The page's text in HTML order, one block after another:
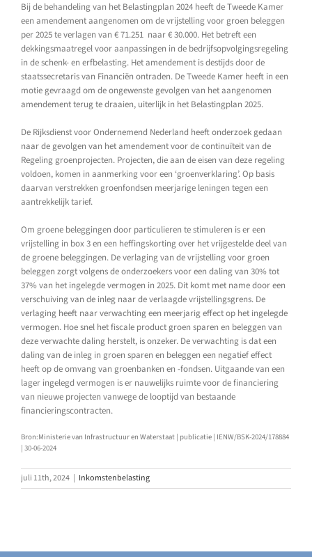
Bij de behandeling van het Belastingplan 2024 heeft de Tweede Kamer
een amendement aangenomen om de vrijstelling voor groen beleggen
per 2025 te verlagen van € 71.251 naar € 30.000. Het betreft een
dekkingsmaatregel voor aanpassingen in de bedrijfsopvolgingsregeling
in de schenk- en erfbelasting. Het amendement is destijds door de
staatssecretaris van Financiën ontraden. De Tweede Kamer heeft in een
motie gevraagd om de ongewenste gevolgen van het aangenomen
amendement terug te draaien, uiterlijk in het Belastingplan 2025.
De Rijksdienst voor Ondernemend Nederland heeft onderzoek gedaan
naar de gevolgen van het amendement voor de continuïteit van de
Regeling groenprojecten. Projecten, die aan de eisen van deze regeling
voldoen, komen in aanmerking voor een ‘groenverklaring’. Op basis
daarvan verstrekken groenfondsen meerjarige leningen tegen een
aantrekkelijk tarief.
Om groene beleggingen door particulieren te stimuleren is er een
vrijstelling in box 3 en een heffingskorting over het vrijgestelde deel van
de groene beleggingen. De verlaging van de vrijstelling voor groen
beleggen zorgt volgens de onderzoekers voor een daling van 30% tot
37% van het ingelegde vermogen in 2025. Dit komt met name door een
verschuiving van de inleg naar de verlaagde vrijstellingsgrens. De
verlaging heeft naar verwachting een meerjarig effect op het ingelegde
vermogen. Hoe snel het fiscale product groen sparen en beleggen van
deze verwachte daling herstelt, is onzeker. De verwachting is dat een
daling van de inleg in groen sparen en beleggen een negatief effect
heeft op de omvang van groenbanken en -fondsen. Uitgaande van een
lager ingelegd vermogen is er nauwelijks ruimte voor de financiering
van nieuwe projecten vanwege de looptijd van bestaande
financieringscontracten.
Bron:Ministerie van Infrastructuur en Waterstaat | publicatie | IENW/BSK-2024/178884
| 30-06-2024
juli 11th, 2024 | Inkomstenbelasting